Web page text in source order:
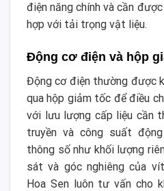
điện năng chính và cần
hợp với tải trọng vật liệu.
Động cơ điện và hộp
Động cơ điện thường được
qua hộp giảm tốc để điều
với lưu lượng cấp liệu cần
truyền và công suất
thông số như khối lượng
sát và góc nghiêng của
Hoa Sen luôn tư vấn cho